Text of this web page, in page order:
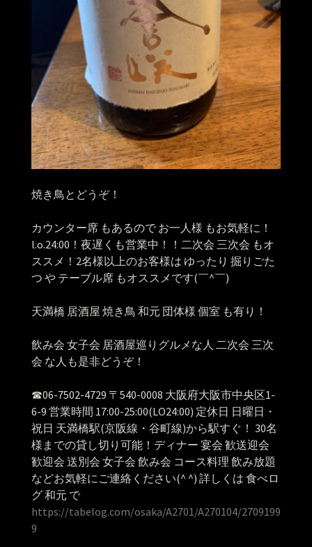
焼き鳥とどうぞ！
カウンター席 もあるので お一人様 もお気軽に！
l.o.24:00！夜遅くも営業中！！二次会 三次会 もオ
ススメ！2名様以上のお客様は ゆったり 掘りごた
つ や テーブル席 もオススメです(￣^￣)ゞ
天満橋 居酒屋 焼き鳥 和元 団体様 個室 も有り！
飲み会 女子会 居酒屋巡りグルメな人 二次会 三次
会 な人も是非どうぞ！
☎︎06-7502-4729 〒540-0008 大阪府大阪市中央区1-
6-9 営業時間 17:00-25:00(LO24:00) 定休日 日曜日・
祝日 天満橋駅(京阪線・谷町線)から駅すぐ！ 30名
様までの貸し切り可能！ディナー 宴会 歓送迎会
歓迎会 送別会 女子会 飲み会 コース料理 飲み放題
などお気軽にご連絡ください(^ ^) 詳しくは 食べロ
グ 和元 で
https://tabelog.com/osaka/A2701/A270104/2709199
9